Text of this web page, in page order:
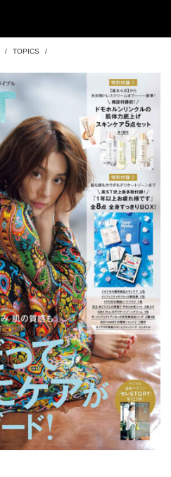
TOPICS